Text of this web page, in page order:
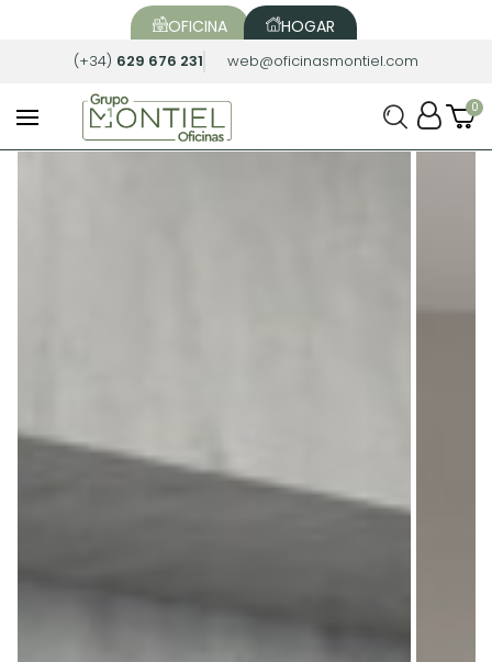
OFICINA HOGAR
(+34) 629 676 231 web@oficinasmontiel.com